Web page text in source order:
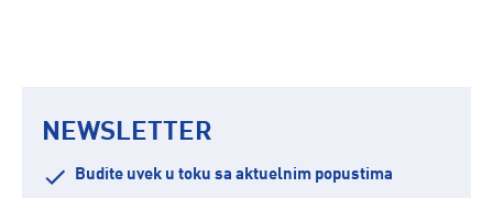
NEWSLETTER
Budite uvek u toku sa aktuelnim popustima